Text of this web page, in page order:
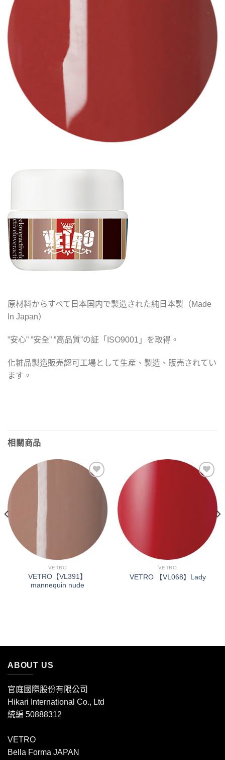
原材料からすべて日本国内で製造された純日本製（Made
In Japan）
”安心” ”安全” ”高品質”の証「ISO9001」を取得。
化粧品製造販売認可工場として生産、製造、販売されてい
ます。
相關商品
加入
VETRO
VETRO【VL391】
mannequin nude
加入
VETRO
VETRO 【VL068】Lady
ABOUT US
官庭國際股份有限公司
Hikari International Co., Ltd
統編 50888312
VETRO
Bella Forma JAPAN